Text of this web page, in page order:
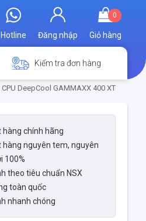
0
Giỏ hàng
Đăng nhập
Hotline
Kiểm tra đơn hàng
DeepCool GAMMAXX 400 XT
hàng chính hãng
hàng nguyên tem, nguyên
100%
theo tiêu chuẩn NSX
toàn quốc
nhanh chóng